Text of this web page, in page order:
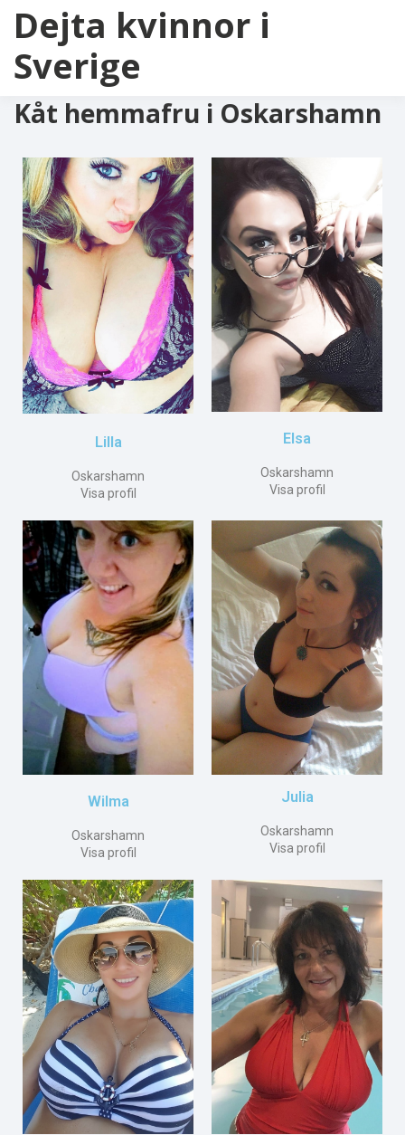
Dejta kvinnor i
Sverige
Kåt hemmafru i Oskarshamn
Lilla
Oskarshamn
Visa profil
Elsa
Oskarshamn
Visa profil
Wilma
Oskarshamn
Visa profil
Julia
Oskarshamn
Visa profil